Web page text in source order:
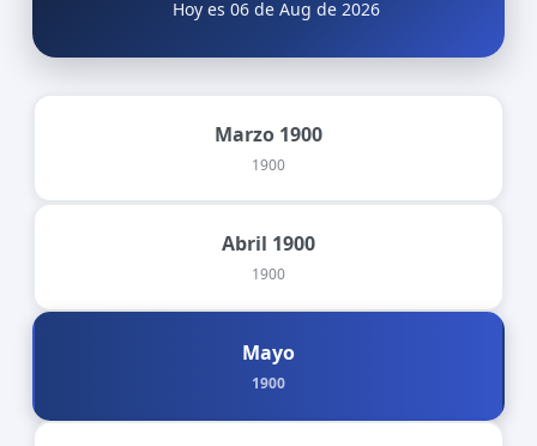
Hoy es 06 de Aug de 2026
Marzo 1900
1900
Abril 1900
1900
Mayo
1900